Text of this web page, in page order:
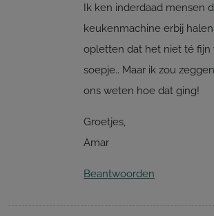
Ik ken inderdaad mensen
keukenmachine erbij
opletten dat het niet té fijn
soepje.. Maar ik zou
ons weten hoe dat ging!
Groetjes,
Amar
Beantwoorden